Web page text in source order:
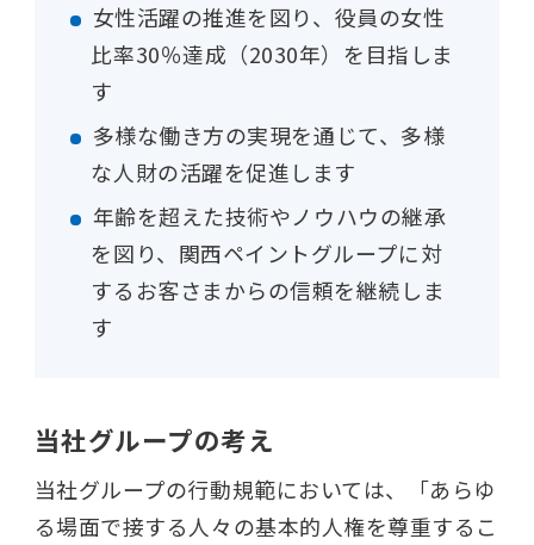
女性活躍の推進を図り、役員の女性
比率30％達成（2030年）を目指しま
す
多様な働き方の実現を通じて、多様
な人財の活躍を促進します
年齢を超えた技術やノウハウの継承
を図り、関西ペイントグループに対
するお客さまからの信頼を継続しま
す
当社グループの考え
当社グループの行動規範においては、「あらゆ
る場面で接する人々の基本的人権を尊重するこ